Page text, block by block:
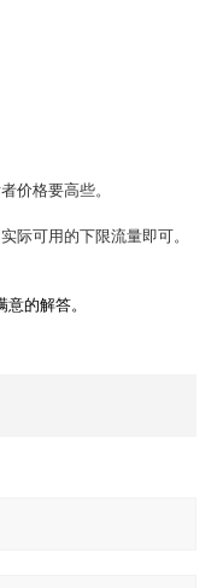
价格要高些。
际可用的下限流量即可。
的解答。